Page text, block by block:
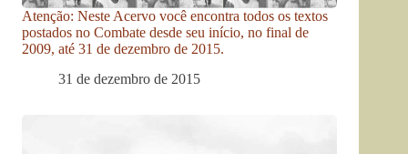
Atenção: Neste Acervo você encontra todos os textos
postados no Combate desde seu início, no final de
2009, até 31 de dezembro de 2015.
31 de dezembro de 2015